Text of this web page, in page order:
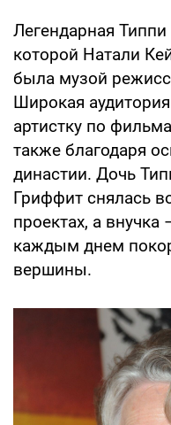
Легендарная
которой Натали
была музой
Широкая
артистку по
также благодаря
династии. Дочь
Гриффит снялась
проектах, а
каждым днем
вершины.